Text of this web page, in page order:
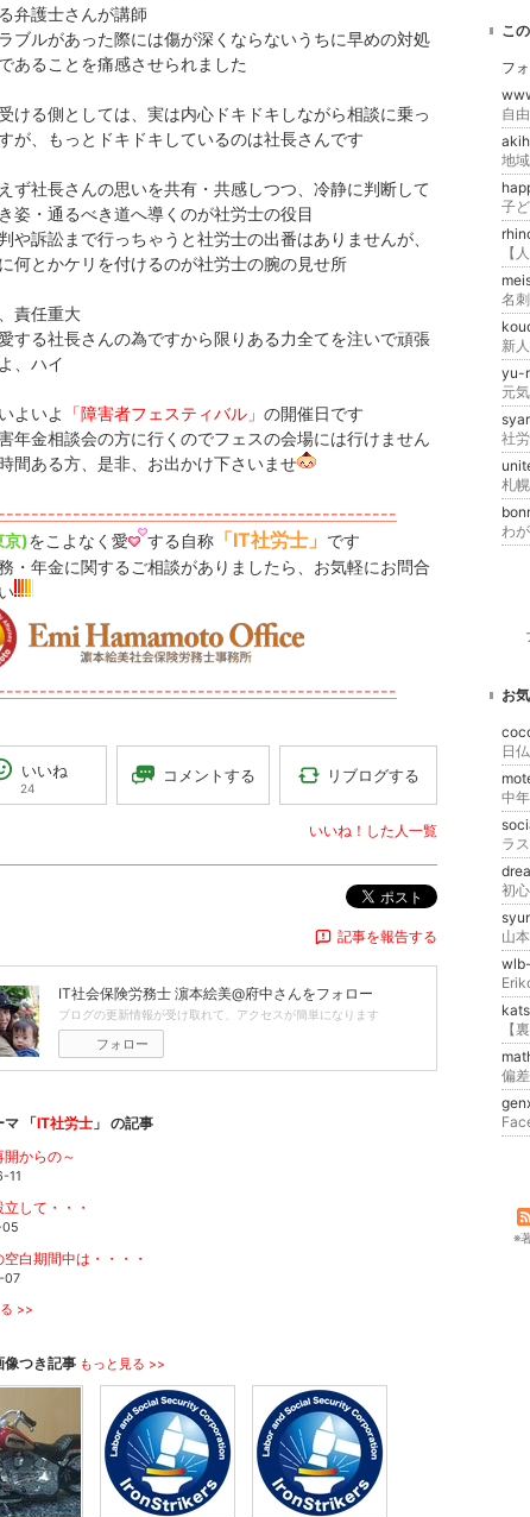
弁護士さんが講師
ブルがあった際には傷が深くならないうちに早めの対処
あることを痛感させられました
ける側としては、実は内心ドキドキしながら相談に乗っ
が、もっとドキドキしているのは社長さんです
ず社長さんの思いを共有・共感しつつ、冷静に判断して
姿・通るべき道へ導くのが社労士の役目
や訴訟まで行っちゃうと社労士の出番はありませんが、
何とかケリを付けるのが社労士の腕の見せ所
責任重大
する社長さんの為ですから限りある力全てを注いで頑張
、ハイ
よいよ 「障害者フェスティバル」 の開催日です
年金相談会の方に行くのでフェスの会場には行けません
間ある方、是非、お出かけ下さいませ
京)をこよなく愛 する自称 「IT社労士」 です
・年金に関するご相談がありましたら、お気軽にお問合
いいね
24
コメントする リブログする
いいね！した人一覧
ポスト
記事を報告する
IT社会保険労務士 濵本絵美@府中さんをフォロー
ブログの更新情報が受け取れて、アクセスが簡単になります
フォロー
マ 「IT社労士 」 の記事
からの～
11
して・・・
05
空白期間中は・・・・
07
>>
像つき記事 もっと見る >>
こ
フ
自
新
yu-
元
社
札
わ
お
日
中
ラ
初
【
※